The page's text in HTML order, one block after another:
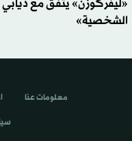
«ليفركوزن» يتفق مع
الشخصية»
معلومات عنا